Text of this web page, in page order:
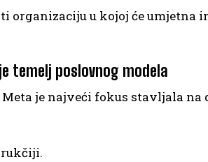
organizaciju u kojoj će
temelj poslovnog modela
je najveći fokus stavljala